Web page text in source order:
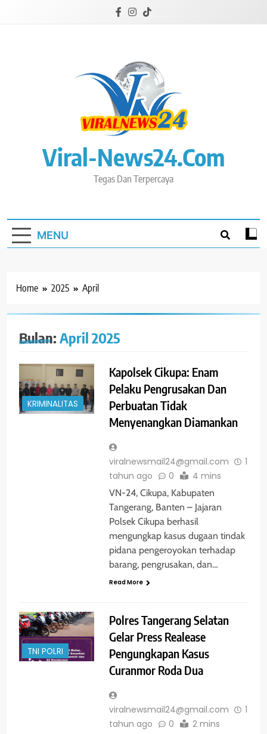
Viral-News24.com
Tegas Dan Terpercaya
MENU
Home 2025 April
Bulan:April 2025
KRIMINALITAS
Kapolsek Cikupa: Enam
Pelaku Pengrusakan Dan
Perbuatan Tidak
Menyenangkan Diamankan
viralnewsmail24@gmail.com
1
tahun ago
0 4 mins
VN-24, Cikupa, Kabupaten
Tangerang, Banten – Jajaran
Polsek Cikupa berhasil
mengungkap kasus dugaan tindak
pidana pengeroyokan terhadap
barang, pengrusakan, dan…
Read More
TNI POLRI
Polres Tangerang Selatan
Gelar Press Realease
Pengungkapan Kasus
Curanmor Roda Dua
viralnewsmail24@gmail.com
1
tahun ago
0 2 mins